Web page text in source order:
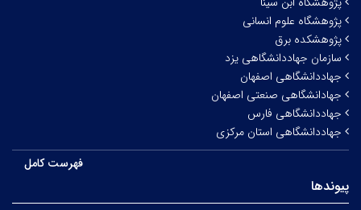
پژوهشگاه علوم انسانی
پژوهشکده برق
سازمان جهاددانشگاهی یزد
جهاددانشگاهی اصفهان
جهادانشگاهی صنعتی اصفهان
جهاددانشگاهی فارس
جهاددانشگاهی استان مرکزی
فهرست کامل
پیوندها